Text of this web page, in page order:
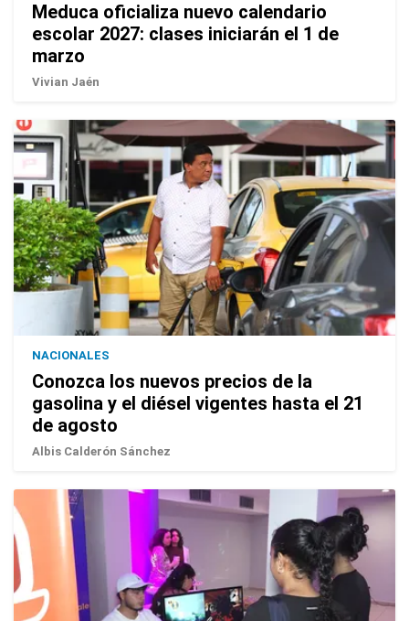
Meduca oficializa nuevo calendario
escolar 2027: clases iniciarán el 1 de
marzo
Vivian Jaén
NACIONALES
Conozca los nuevos precios de la
gasolina y el diésel vigentes hasta el 21
de agosto
Albis Calderón Sánchez